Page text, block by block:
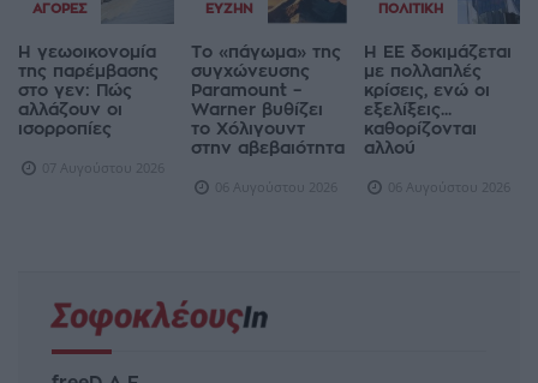
ΑΓΟΡΈΣ
Η γεωοικονομία
της παρέμβασης
στο γεν: Πώς
αλλάζουν οι
ισορροπίες
07 Αυγούστου 2026
ΕΥΖΗΝ
Το «πάγωμα» της
συγχώνευσης
Paramount –
Warner βυθίζει
το Χόλιγουντ
στην αβεβαιότητα
06 Αυγούστου 2026
ΠΟΛΙΤΙΚΉ
Η ΕΕ δοκιμάζεται
με πολλαπλές
κρίσεις, ενώ οι
εξελίξεις...
καθορίζονται
αλλού
06 Αυγούστου 2026